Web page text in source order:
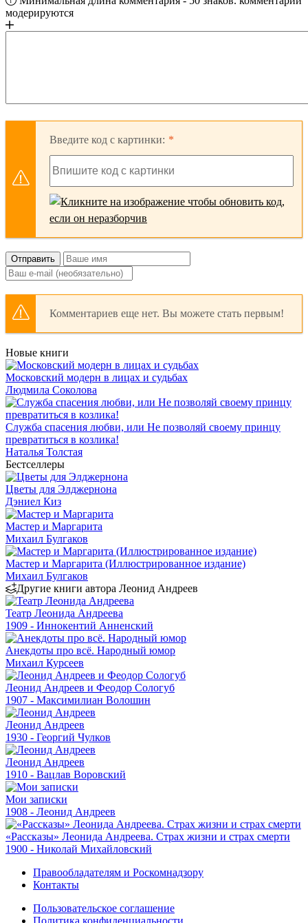
модерируются
Введите код с картинки:
Отправить
Комментариев еще нет. Вы можете стать первым!
Новые книги
Московский модерн в лицах и судьбах
Людмила Соколова
Служба спасения любви, или Не позволяй своему принцу
превратиться в козлика!
Наталья Толстая
Бестселлеры
Цветы для Элджернона
Дэниел Киз
Мастер и Маргарита
Михаил Булгаков
Мастер и Маргарита (Иллюстрированное издание)
Михаил Булгаков
Другие книги автора Леонид Андреев
Театр Леонида Андреева
1909 - Иннокентий Анненский
Анекдоты про всё. Народный юмор
Михаил Курсеев
Леонид Андреев и Феодор Сологуб
1907 - Максимилиан Волошин
Леонид Андреев
1930 - Георгий Чулков
Леонид Андреев
1910 - Вацлав Воровский
Мои записки
1908 - Леонид Андреев
«Рассказы» Леонида Андреева. Страх жизни и страх смерти
1900 - Николай Михайловский
Правообладателям и Роскомнадзору
Контакты
Пользовательское соглашение
Политика конфиденциальности